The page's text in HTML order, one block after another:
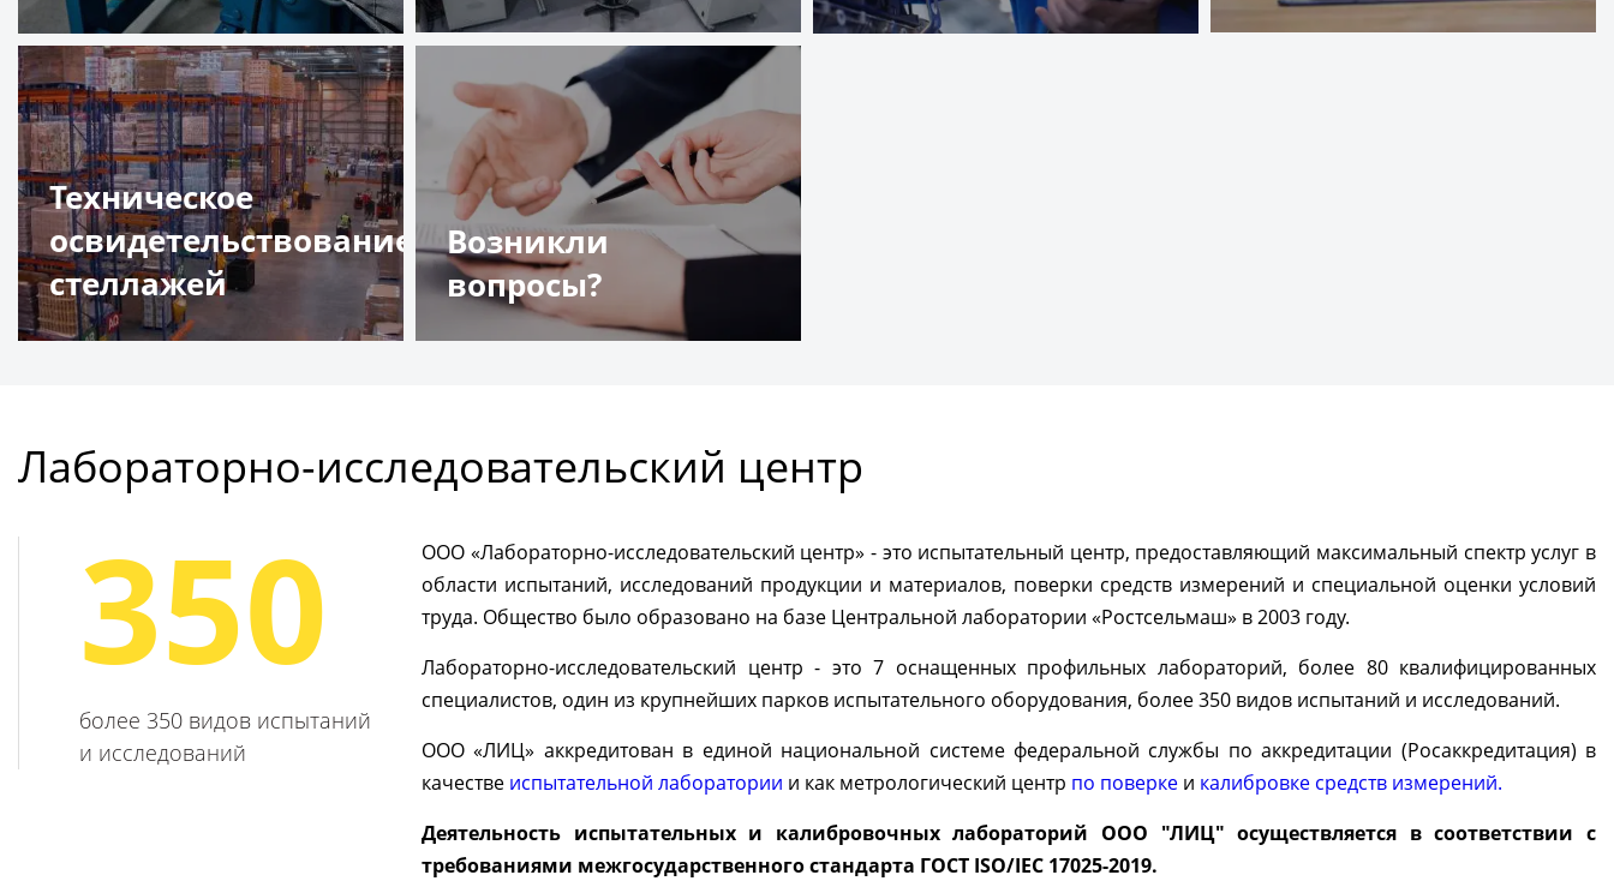
Подробнее Подробнее
Техническое
освидетельствование
стеллажей
Возникли
вопросы?
Лабораторно-исследовательский центр
350
более 350 видов испытаний
и исследований
ООО «Лабораторно-исследовательский центр» - это испытательный центр, предоставляющий максимальный спектр услуг в
области испытаний, исследований продукции и материалов, поверки средств измерений и специальной оценки условий
труда. Общество было образовано на базе Центральной лаборатории «Ростсельмаш» в 2003 году.
Лабораторно-исследовательский центр - это 7 оснащенных профильных лабораторий, более 80 квалифицированных
специалистов, один из крупнейших парков испытательного оборудования, более 350 видов испытаний и исследований.
ООО «ЛИЦ» аккредитован в единой национальной системе федеральной службы по аккредитации (Росаккредитация) в
качестве испытательной лаборатории и как метрологический центр по поверке и калибровке средств измерений.
Деятельность испытательных и калибровочных лабораторий ООО "ЛИЦ" осуществляется в соответствии с
требованиями межгосударственного стандарта ГОСТ ISO/IEC 17025-2019.